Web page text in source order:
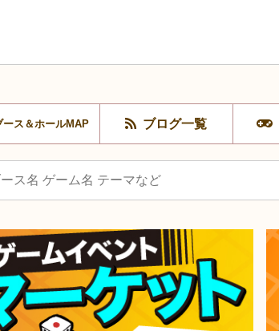
ース＆ホールMAP ブログ一覧